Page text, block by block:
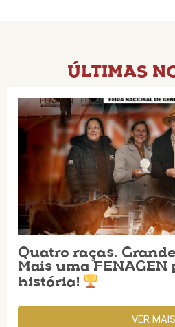
ÚLTIMAS
Quatro raças.
Mais uma
história!
VER MAIS